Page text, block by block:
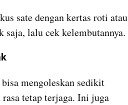
sate dengan kertas roti atau
saja, lalu cek kelembutannya.
mengoleskan sedikit
tetap terjaga. Ini juga